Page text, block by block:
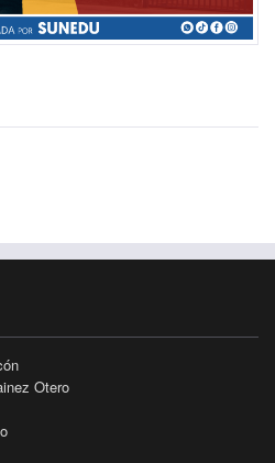
Otero